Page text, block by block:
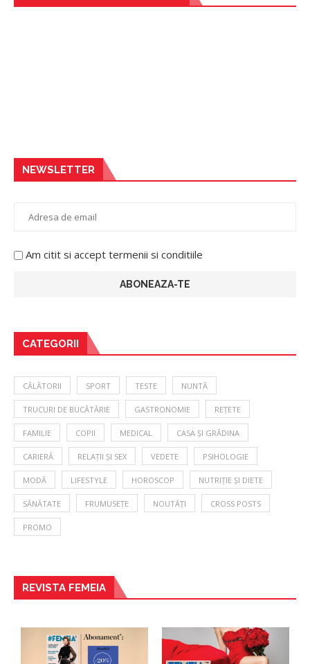
NEWSLETTER
Am citit si accept termenii si conditiile
CATEGORII
CĂLĂTORII SPORT TESTE NUNTĂ
TRUCURI DE BUCĂTĂRIE GASTRONOMIE REȚETE
FAMILIE COPII MEDICAL CASA ȘI GRĂDINA
CARIERĂ RELAȚII ȘI SEX VEDETE PSIHOLOGIE
MODĂ LIFESTYLE HOROSCOP NUTRIȚIE ȘI DIETE
SĂNĂTATE FRUMUSEȚE NOUTĂȚI CROSS POSTS
PROMO
REVISTA FEMEIA